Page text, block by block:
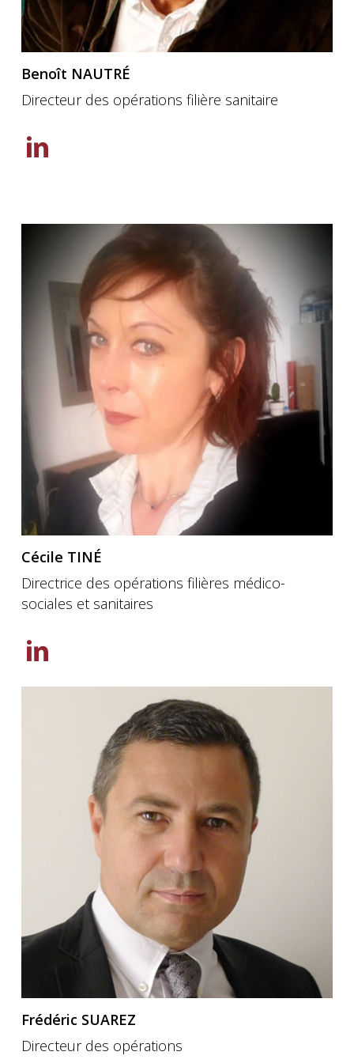
Benoît NAUTRÉ
Directeur des opérations filière sanitaire
Cécile TINÉ
Directrice des opérations filières médico-
sociales et sanitaires
Découvrez
la
page
Frédéric SUAREZ
Directeur des opérations